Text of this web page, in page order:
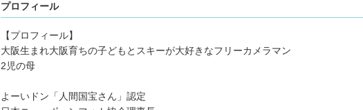
〇お子さまの可愛さ今のよさが残せるようにたくさんのカットを撮影させていただ
す。全カットを1枚ずつ丁寧に補正して納品しております。平均200カット程度。
〇合成が必要な無理なポーズはしておりません。おくるみにまるまったポーズはこ
のものです。まるまったポーズやうつ伏せで撮影させていただいております。ご希
ぜひお知らせください。
プロフィール
【プロフィール】
大阪生まれ大阪育ちの子どもとスキーが大好きなフリーカメラマン
2児の母
よーいドン「人間国宝さん」認定